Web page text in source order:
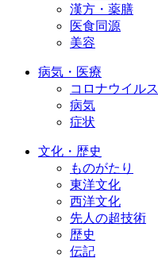
漢方・薬膳
医食同源
美容
病気・医療
コロナウイルス
病気
症状
文化・歴史
ものがたり
東洋文化
西洋文化
先人の超技術
歴史
伝記